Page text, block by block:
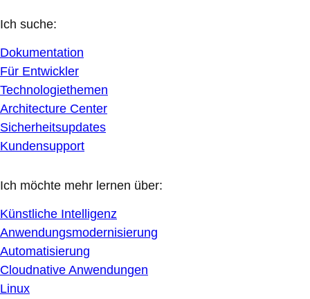
Ich suche:
Dokumentation
Für Entwickler
Technologiethemen
Architecture Center
Sicherheitsupdates
Kundensupport
Ich möchte mehr lernen über:
Künstliche Intelligenz
Anwendungsmodernisierung
Automatisierung
Cloudnative Anwendungen
Linux